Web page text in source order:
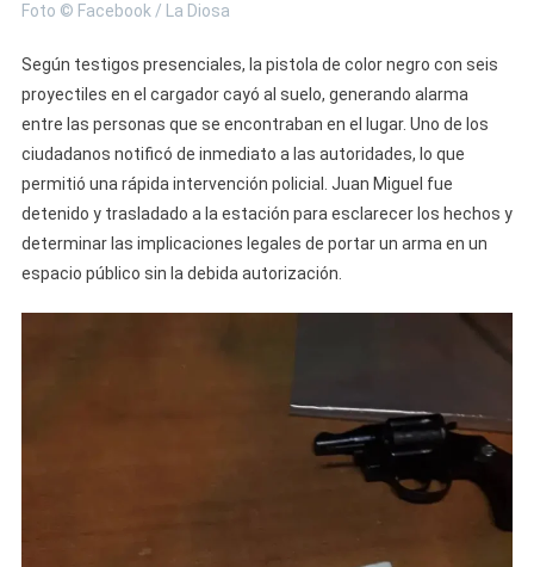
Foto © Facebook / La Diosa
Según testigos presenciales, la pistola de color negro con seis
proyectiles en el cargador cayó al suelo, generando alarma
entre las personas que se encontraban en el lugar. Uno de los
ciudadanos notificó de inmediato a las autoridades, lo que
permitió una rápida intervención policial. Juan Miguel fue
detenido y trasladado a la estación para esclarecer los hechos y
determinar las implicaciones legales de portar un arma en un
espacio público sin la debida autorización.